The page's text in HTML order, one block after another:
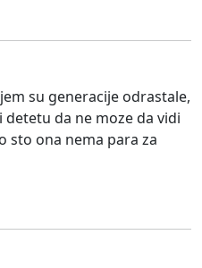
su generacije odrastale,
da ne moze da vidi
sto ona nema para za